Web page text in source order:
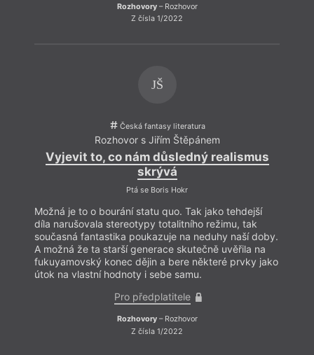
Rozhovory– Rozhovor
Z čísla 1/2022
JŠ
Česká fantasy literatura
Rozhovor s Jiřím Štěpánem
Vyjevit to, co nám důsledný realismus
skrývá
Ptá se Boris Hokr
Možná je to o bourání statu quo. Tak jako tehdejší
díla narušovala stereotypy totalitního režimu, tak
současná fantastika poukazuje na neduhy naší doby.
A možná že ta starší generace skutečně uvěřila na
fukuyamovský konec dějin a bere některé prvky jako
útok na vlastní hodnoty i sebe samu.
Pro předplatitele
Rozhovory– Rozhovor
Z čísla 1/2022